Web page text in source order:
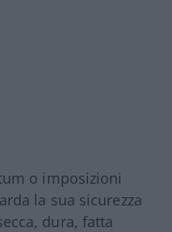
o imposizioni
la sua sicurezza
dura, fatta